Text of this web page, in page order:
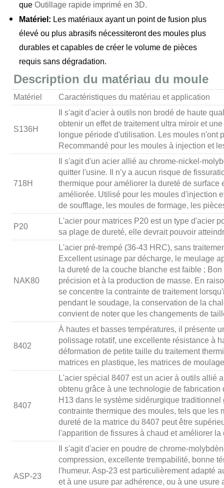
queOutillage rapide imprimé en 3D.
Matériel: Les matériaux ayant un point de fusion plus
élevé ou plus abrasifs nécessiteront des moules plus
durables et capables de créer le volume de pièces
requis sans dégradation.
Description du matériau du moule
Matériel Caractéristiques du matériau et application
S136H
Il s'agit d'acier à outils non brodé de haute
obtenir un effet de traitement ultra miroir et
longue période d'utilisation. Les moules
Recommandé pour les moules à injection et
718H
Il s'agit d'un acier allié au chrome-nickel-
quitter l'usine. Il n’y a aucun risque de
thermique pour améliorer la dureté de
améliorée. Utilisé pour les moules d'injection
de soufflage, les moules de formage, les
P20
L'acier pour matrices P20 est un type d'acier
sa plage de dureté, elle devrait pouvoir
NAK80
L'acier pré-trempé (36-43 HRC), sans
Excellent usinage par décharge, le meulage
la dureté de la couche blanche est faible ;
précision et à la production de masse. En
se concentre la contrainte de traitement
pendant le soudage, la conservation de la
convient de noter que les changements de
8402
À hautes et basses températures, il présente
polissage rotatif, une excellente résistance à
déformation de petite taille du traitement
matrices en plastique, les matrices de
8407
L'acier spécial 8407 est un acier à outils allié
obtenu grâce à une technologie de
H13 dans le système sidérurgique
contrainte thermique des moules, tels que
dureté de la matrice du 8407 peut être
l'apparition de fissures à chaud et améliorer
ASP-23
Il s'agit d'acier en poudre de chrome-
compression, excellente trempabilité, bonne
l'humeur. Asp-23 est particulièrement adapté
et à une usure par adhérence, ou à une